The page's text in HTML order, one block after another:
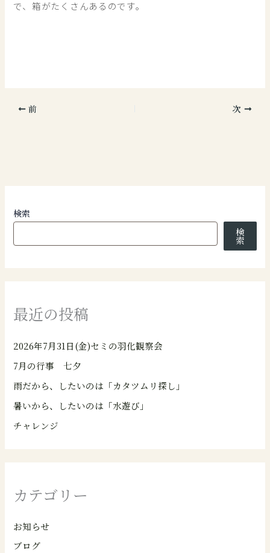
で、箱がたくさんあるのです。
前 次
検索
検
索
最近の投稿
2026年7月31日(金)セミの羽化観察会
7月の行事 七夕
雨だから、したいのは「カタツムリ探し」
暑いから、したいのは「水遊び」
チャレンジ
カテゴリー
お知らせ
ブログ